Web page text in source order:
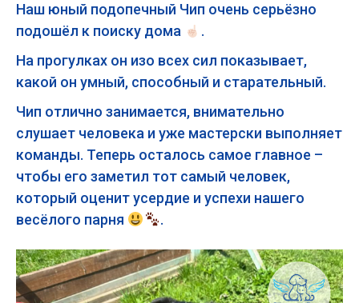
Наш юный подопечный Чип очень серьёзно
подошёл к поиску дома
.
На прогулках он изо всех сил показывает,
какой он умный, способный и старательный.
Чип отлично занимается, внимательно
слушает человека и уже мастерски выполняет
команды. Теперь осталось самое главное –
чтобы его заметил тот самый человек,
который оценит усердие и успехи нашего
весёлого парня
.